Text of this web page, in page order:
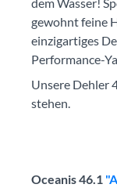
gewohnt feine
einzigartiges
Performance-
Unsere Dehler
stehen.
Oceanis 46.1